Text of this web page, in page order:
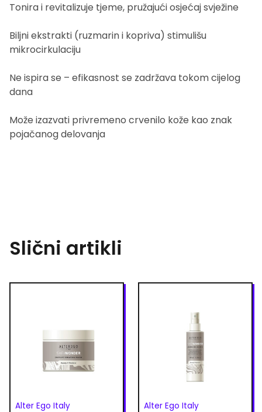
Tonira i revitalizuje tjeme, pružajući osjećaj svježine
Biljni ekstrakti (ruzmarin i kopriva) stimulišu
mikrocirkulaciju
Ne ispira se – efikasnost se zadržava tokom cijelog
dana
Može izazvati privremeno crvenilo kože kao znak
pojačanog delovanja
Slični artikli
Alter Ego Italy
Alter Ego Italy